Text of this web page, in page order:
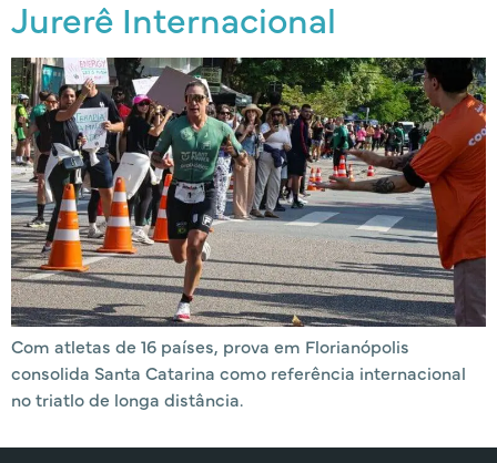
Jurerê Internacional
Com atletas de 16 países, prova em Florianópolis
consolida Santa Catarina como referência internacional
no triatlo de longa distância.